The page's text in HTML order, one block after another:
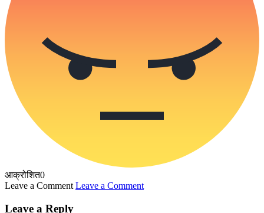
आक्रोशित0
Leave a Comment Leave a Comment
Leave a Reply